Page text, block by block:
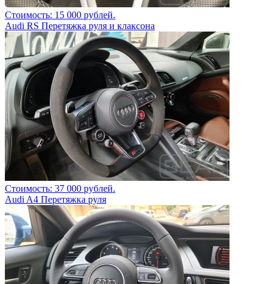
Стоимость: 15 000 рублей.
Audi RS Перетяжка руля и клаксона
Стоимость: 37 000 рублей.
Audi A4 Перетяжка руля